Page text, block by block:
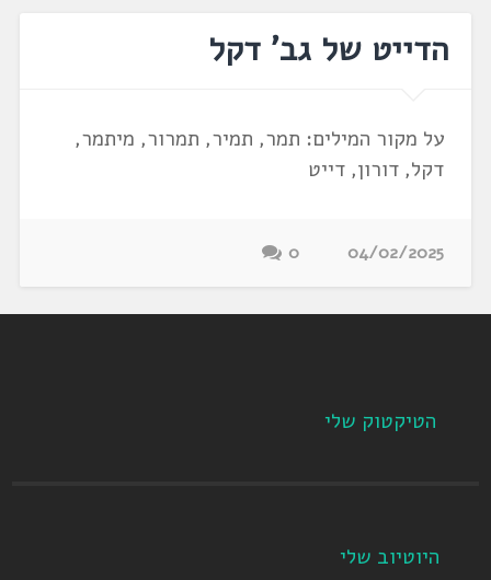
הדייט של גב' דקל
על מקור המילים: תמר, תמיר, תמרור, מיתמר,
דקל, דורון, דייט
04/02/2025
0
הטיקטוק שלי
היוטיוב שלי